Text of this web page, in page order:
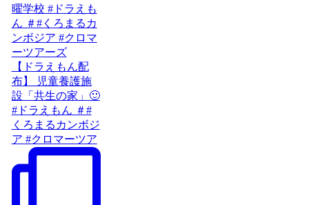
【ドラえもん配
布】 児童養護施
設「共生の家」🙂
#ドラえもん ＃#
くろまるカンボジ
ア #クロマーツア